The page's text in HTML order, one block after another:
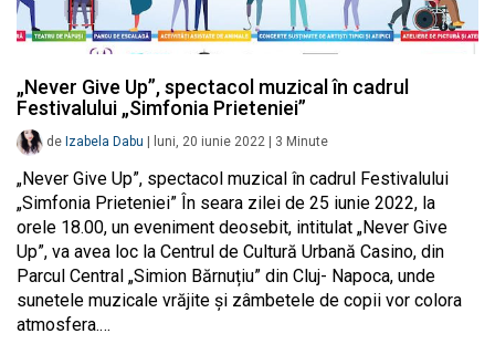
„Never Give Up”, spectacol muzical în cadrul
Festivalului „Simfonia Prieteniei”
de Izabela Dabu luni, 20 iunie 2022 3 Minute
„Never Give Up”, spectacol muzical în cadrul Festivalului
„Simfonia Prieteniei” În seara zilei de 25 iunie 2022, la
orele 18.00, un eveniment deosebit, intitulat „Never Give
Up”, va avea loc la Centrul de Cultură Urbană Casino, din
Parcul Central „Simion Bărnuțiu” din Cluj- Napoca, unde
sunetele muzicale vrăjite și zâmbetele de copii vor colora
atmosfera.…